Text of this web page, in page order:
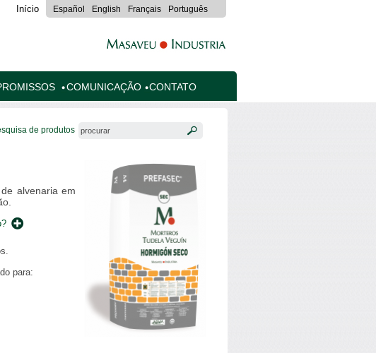
Español English Français Português
Início
COMUNICAÇÃO CONTATO
de produtos
alvenaria em
para: